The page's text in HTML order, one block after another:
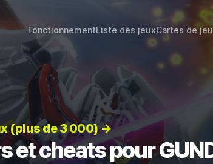
FonctionnementListe des jeuxCartes de jeu
(plus de 3 000) →
et cheats pour